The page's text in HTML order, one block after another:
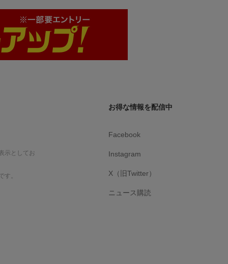
示としてお
す。
お得な情報を配信中
Facebook
Instagram
X（旧Twitter）
ニュース購読